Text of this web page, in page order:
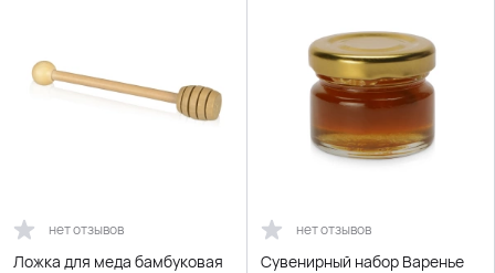
нет отзывов
Ложка для меда бамбуковая
нет отзывов
Сувенирный набор Варенье